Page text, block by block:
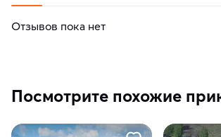
Отзывов пока нет
Посмотрите похожие